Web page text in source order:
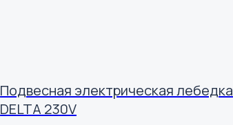
Подвесная электрическая лебедка
DELTA 230V